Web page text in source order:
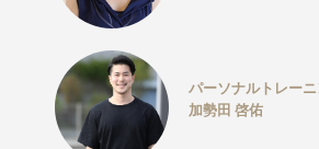
パーソナルトレー
加勢田 啓佑